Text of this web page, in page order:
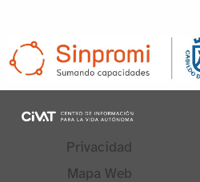
Privacidad
Mapa Web